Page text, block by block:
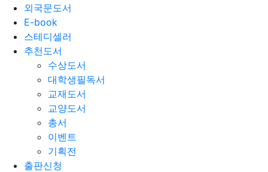
외국문도서
E-book
스테디셀러
추천도서
수상도서
대학생필독서
교재도서
교양도서
총서
이벤트
기획전
출판신청